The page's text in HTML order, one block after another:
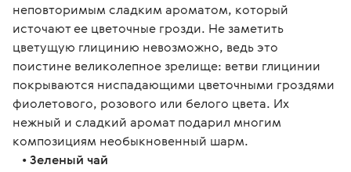
неповторимым сладким ароматом, который
источают ее цветочные грозди. Не заметить
цветущую глицинию невозможно, ведь это
поистине великолепное зрелище: ветви глицинии
покрываются ниспадающими цветочными гроздями
фиолетового, розового или белого цвета. Их
нежный и сладкий аромат подарил многим
композициям необыкновенный шарм.
• Зеленый чай